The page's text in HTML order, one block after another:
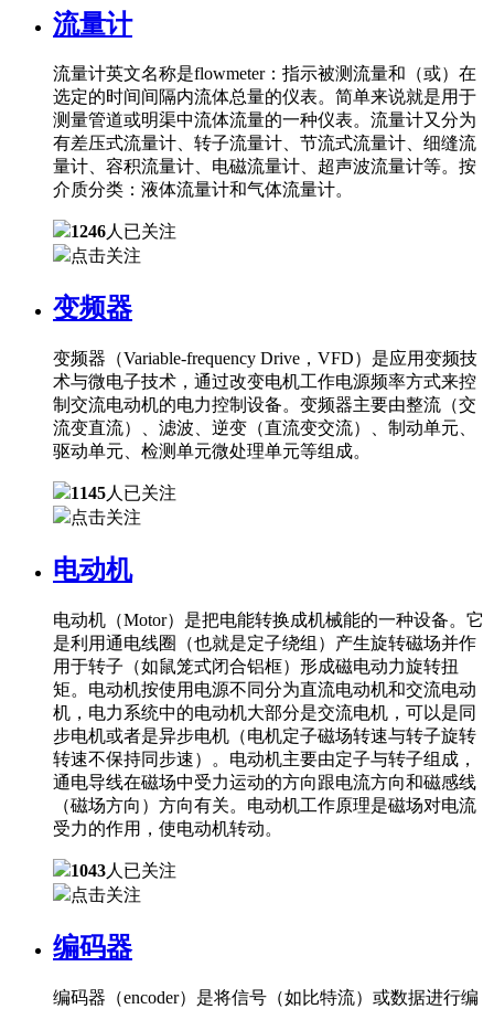
流量计
流量计英文名称是flowmeter：指示被测流量和（或）在
选定的时间间隔内流体总量的仪表。简单来说就是用于
测量管道或明渠中流体流量的一种仪表。流量计又分为
有差压式流量计、转子流量计、节流式流量计、细缝流
量计、容积流量计、电磁流量计、超声波流量计等。按
介质分类：液体流量计和气体流量计。
1246人已关注
点击关注
变频器
变频器（Variable-frequency Drive，VFD）是应用变频技
术与微电子技术，通过改变电机工作电源频率方式来控
制交流电动机的电力控制设备。变频器主要由整流（交
流变直流）、滤波、逆变（直流变交流）、制动单元、
驱动单元、检测单元微处理单元等组成。
1145人已关注
点击关注
电动机
电动机（Motor）是把电能转换成机械能的一种设备。它
是利用通电线圈（也就是定子绕组）产生旋转磁场并作
用于转子（如鼠笼式闭合铝框）形成磁电动力旋转扭
矩。电动机按使用电源不同分为直流电动机和交流电动
机，电力系统中的电动机大部分是交流电机，可以是同
步电机或者是异步电机（电机定子磁场转速与转子旋转
转速不保持同步速）。电动机主要由定子与转子组成，
通电导线在磁场中受力运动的方向跟电流方向和磁感线
（磁场方向）方向有关。电动机工作原理是磁场对电流
受力的作用，使电动机转动。
1043人已关注
点击关注
编码器
编码器（encoder）是将信号（如比特流）或数据进行编